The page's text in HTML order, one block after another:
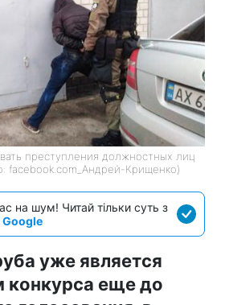
преступления должностных лиц
facebook.com_Андрей-Крищенко)
на шум! Читай тільки суть з
Google
уже является
конкурса еще до